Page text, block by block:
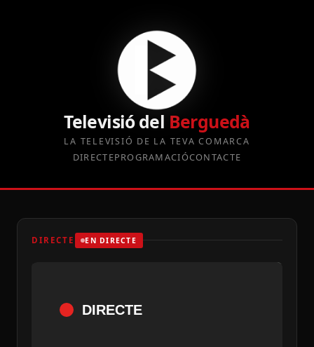
Televisió del Berguedà
LA TELEVISIÓ DE LA TEVA COMARCA
DIRECTEPROGRAMACIÓCONTACTE
DIRECTE EN DIRECTE
DIRECTE